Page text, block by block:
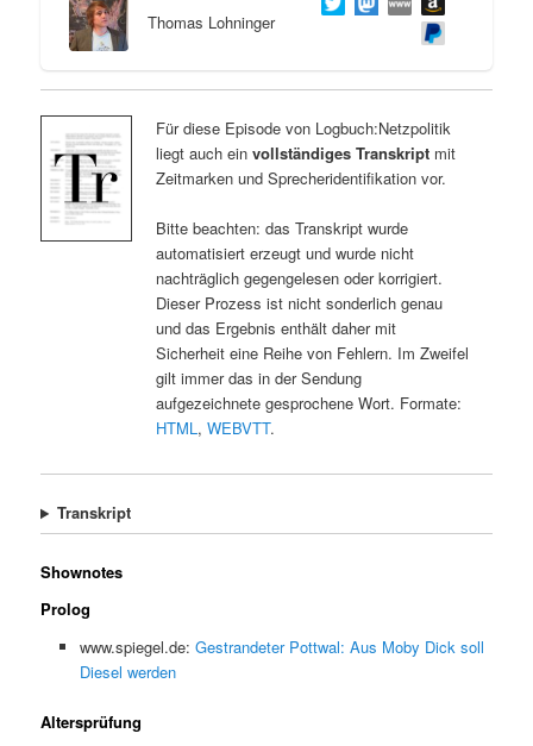
Thomas Lohninger
Für diese Episode von Logbuch:Netzpolitik
liegt auch ein vollständiges Transkriptmit
Zeitmarken und Sprecheridentifikation vor.
Bitte beachten: das Transkript wurde
automatisiert erzeugt und wurde nicht
nachträglich gegengelesen oder korrigiert.
Dieser Prozess ist nicht sonderlich genau
und das Ergebnis enthält daher mit
Sicherheit eine Reihe von Fehlern. Im Zweifel
gilt immer das in der Sendung
aufgezeichnete gesprochene Wort. Formate:
HTML, WEBVTT.
Transkript
Shownotes
Prolog
www.spiegel.de: Gestrandeter Pottwal: Aus Moby Dick soll
Diesel werden
Altersprüfung